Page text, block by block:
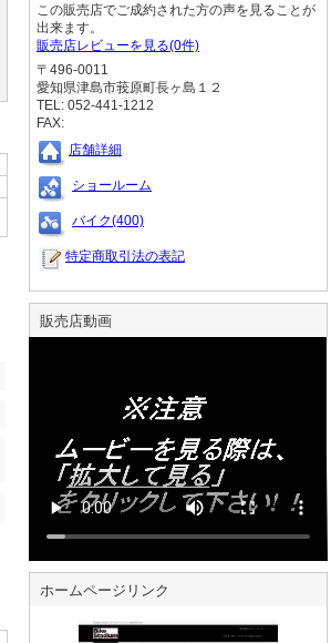
この販売店でご成約された方の声を見ることが
出来ます。
販売店レビューを見る(0件)
〒496-0011
愛知県津島市莪原町長ヶ島１２
TEL: 052-441-1212
FAX:
店舗詳細
ショールーム
バイク(400)
特定商取引法の表記
販売店動画
ホームページリンク